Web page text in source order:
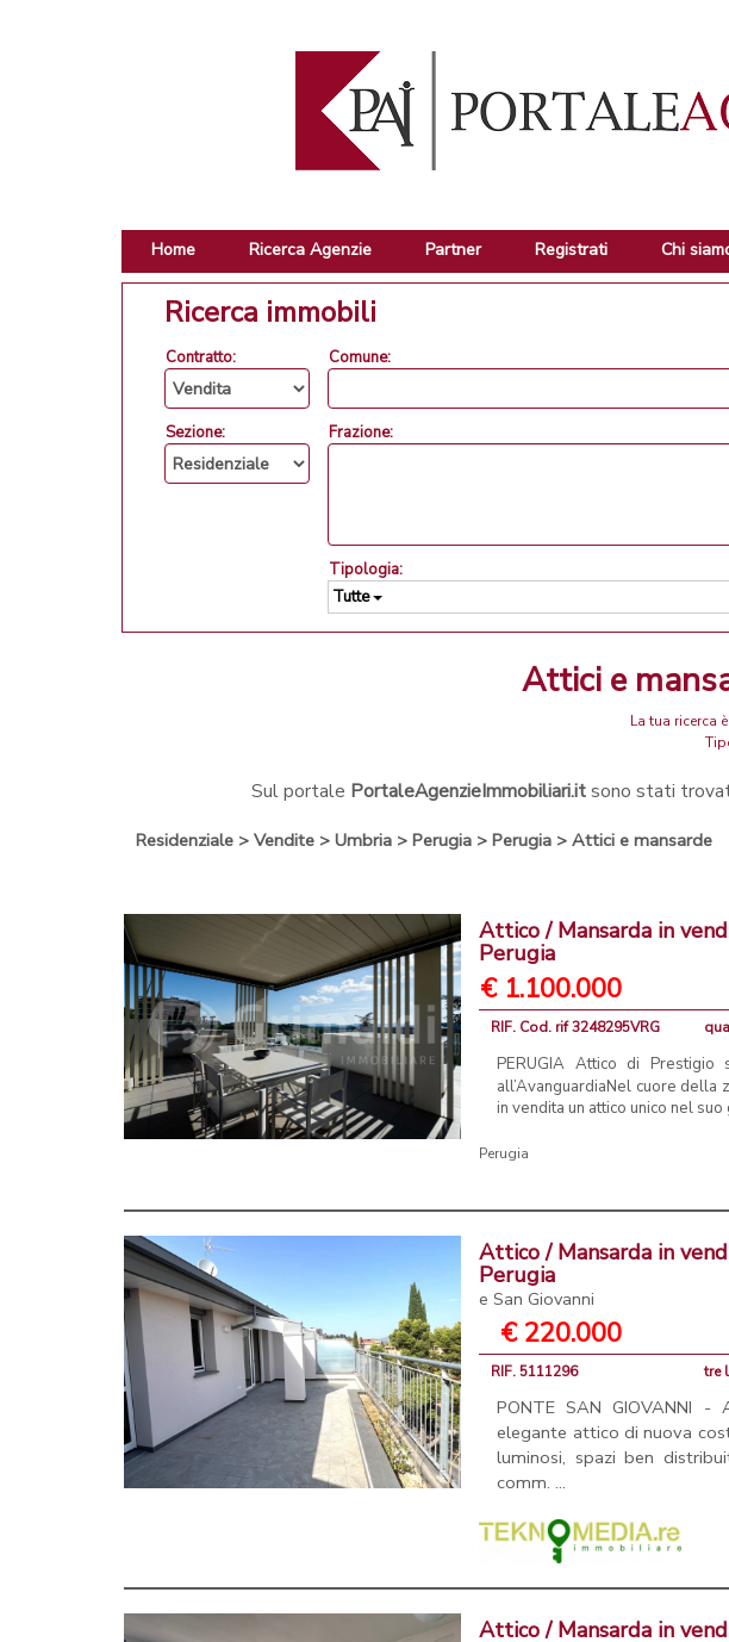
Home Ricerca Agenzie Partner Registrati Chi
Ricerca immobili
Contratto:
Sezione:
Comune:
Frazione:
Tipologia:
Tutte
attici e
La tua ricerca
Sul portale PortaleAgenzieImmobiliari.itsono stati
Residenziale > Vendite > Umbria > Perugia > Perugia > Attici e mansarde
Attico / Mansarda in
Perugia
€ 1.100.000
RIF. Cod. rif 3248295VRG
PERUGIA Attico di
all’AvanguardiaNel cuore della
in vendita un attico unico nel
Perugia
Attico / Mansarda in
Perugia
e San Giovanni
€ 220.000
RIF. 5111296 tre
PONTE SAN GIOVANNI -
elegante attico di nuova
luminosi, spazi ben
comm. ...
Attico / Mansarda in